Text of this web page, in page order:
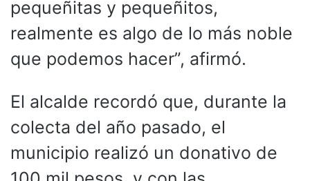
pequeñitas y pequeñitos,
realmente es algo de lo más noble
que podemos hacer”, afirmó.
El alcalde recordó que, durante la
colecta del año pasado, el
municipio realizó un donativo de